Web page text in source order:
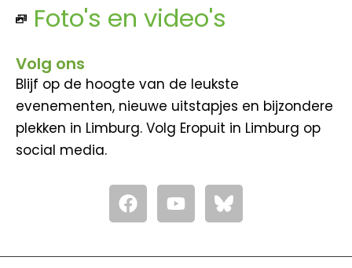
Foto's en video's
Volg ons
Blijf op de hoogte van de leukste
evenementen, nieuwe uitstapjes en bijzondere
plekken in Limburg. Volg Eropuit in Limburg op
social media.
F
a
c
e
Y
o
u
t